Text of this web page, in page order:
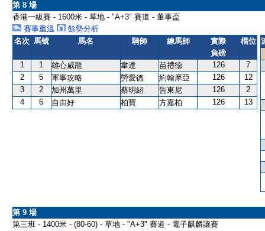
第 8 場
香港一級賽 - 1600米 - 草地 - "A+3" 賽道 - 董事盃
賽事重溫
餘勢分析
名次 馬號 馬名 騎師 練馬師
實際
負磅
檔位
1 1 雄心威龍 韋達 苗禮德 126
7
2
5 軍事攻略 勞愛德 約翰摩亞 126
12
3
2 加州萬里 蔡明紹 告東尼 126
2
4
6 自由好 柏寶 方嘉柏 126 13
第 9 場
第三班 - 1400米 - (80-60) - 草地 - "A+3" 賽道 - 電子麒麟讓賽